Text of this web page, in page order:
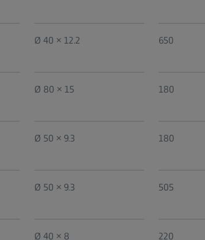
Ø 40 × 12.2 650
Ø 80 × 15 180
Ø 50 × 9.3 180
Ø 50 × 9.3 505
Ø 40 × 8 220